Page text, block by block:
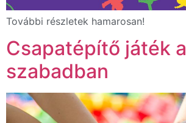
További részletek hamarosan!
Csapatépítő játék a
szabadban